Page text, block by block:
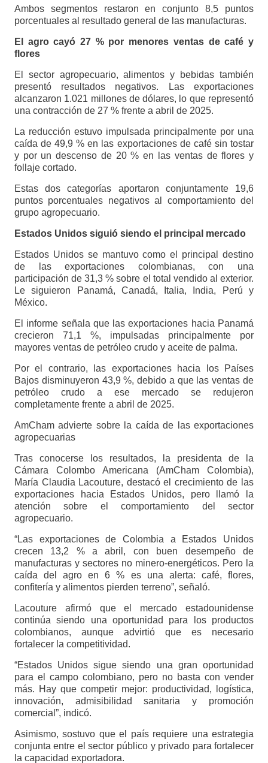
Ambos segmentos restaron en conjunto 8,5 puntos
porcentuales al resultado general de las manufacturas.
El agro cayó 27 % por menores ventas de café y
flores
El sector agropecuario, alimentos y bebidas también
presentó resultados negativos. Las exportaciones
alcanzaron 1.021 millones de dólares, lo que representó
una contracción de 27 % frente a abril de 2025.
La reducción estuvo impulsada principalmente por una
caída de 49,9 % en las exportaciones de café sin tostar
y por un descenso de 20 % en las ventas de flores y
follaje cortado.
Estas dos categorías aportaron conjuntamente 19,6
puntos porcentuales negativos al comportamiento del
grupo agropecuario.
Estados Unidos siguió siendo el principal mercado
Estados Unidos se mantuvo como el principal destino
de las exportaciones colombianas, con una
participación de 31,3 % sobre el total vendido al exterior.
Le siguieron Panamá, Canadá, Italia, India, Perú y
México.
El informe señala que las exportaciones hacia Panamá
crecieron 71,1 %, impulsadas principalmente por
mayores ventas de petróleo crudo y aceite de palma.
Por el contrario, las exportaciones hacia los Países
Bajos disminuyeron 43,9 %, debido a que las ventas de
petróleo crudo a ese mercado se redujeron
completamente frente a abril de 2025.
AmCham advierte sobre la caída de las exportaciones
agropecuarias
Tras conocerse los resultados, la presidenta de la
Cámara Colombo Americana (AmCham Colombia),
María Claudia Lacouture, destacó el crecimiento de las
exportaciones hacia Estados Unidos, pero llamó la
atención sobre el comportamiento del sector
agropecuario.
“Las exportaciones de Colombia a Estados Unidos
crecen 13,2 % a abril, con buen desempeño de
manufacturas y sectores no minero-energéticos. Pero la
caída del agro en 6 % es una alerta: café, flores,
confitería y alimentos pierden terreno”, señaló.
Lacouture afirmó que el mercado estadounidense
continúa siendo una oportunidad para los productos
colombianos, aunque advirtió que es necesario
fortalecer la competitividad.
“Estados Unidos sigue siendo una gran oportunidad
para el campo colombiano, pero no basta con vender
más. Hay que competir mejor: productividad, logística,
innovación, admisibilidad sanitaria y promoción
comercial”, indicó.
Asimismo, sostuvo que el país requiere una estrategia
conjunta entre el sector público y privado para fortalecer
la capacidad exportadora.